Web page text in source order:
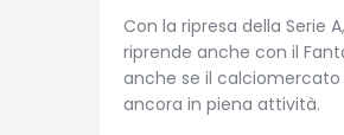
Con la ripresa della Serie
riprende anche con il
anche se il calciomercato
ancora in piena attività.